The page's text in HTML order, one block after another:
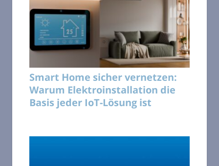
Smart Home sicher vernetzen:
Warum Elektroinstallation die
Basis jeder IoT-Lösung ist